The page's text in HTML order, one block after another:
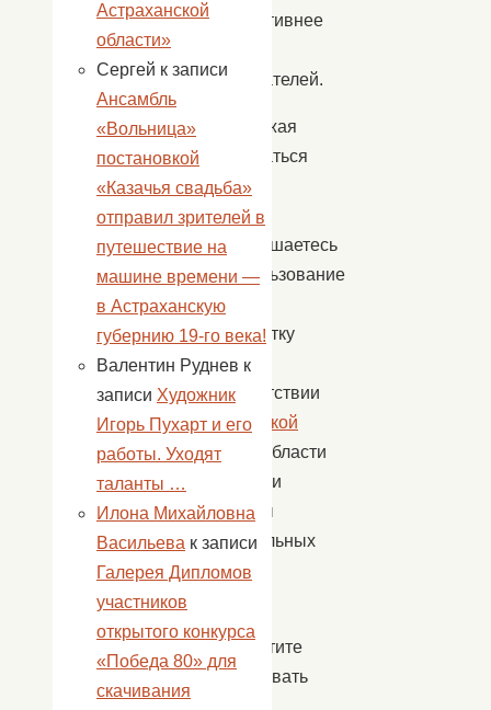
и эффективнее
пользователей.
Продолжая
пользоваться
этим
сайтом,
вы соглашаетесь
на использование
cookie
и обработку
данных
в соответствии
с Политикой
сайта
в области
обработки
и защиты
персональных
данных.
вы не хотите
использовать
Астраханской
области»
Сергей к записи
Ансамбль
«Вольница»
постановкой
«Казачья свадьба»
отправил зрителей в
путешествие на
машине времени —
в Астраханскую
губернию 19-го века!
Валентин Руднев к
записи Художник
Игорь Пухарт и его
работы. Уходят
таланты …
Илона Михайловна
Васильева к записи
Галерея Дипломов
участников
открытого конкурса
«Победа 80» для
скачивания